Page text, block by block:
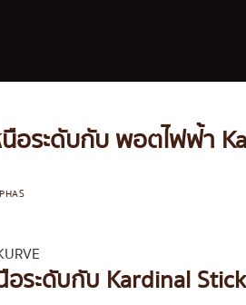
นือระดับกับ พอตไฟฟ้า
PHAS
อระดับกับ Kardinal